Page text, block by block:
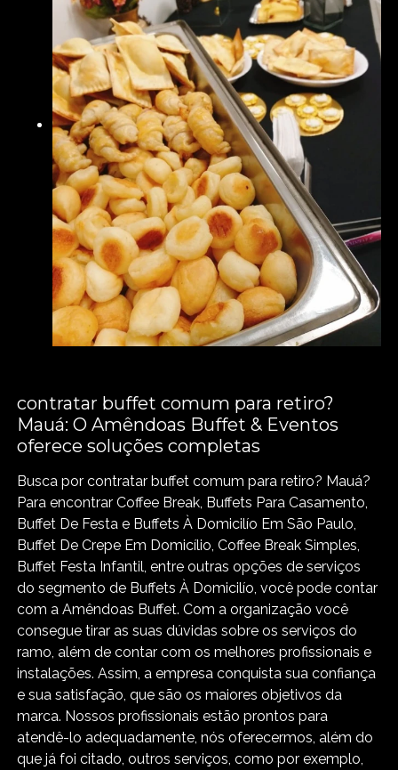
contratar buffet comum para retiro?
Mauá: O Amêndoas Buffet & Eventos
oferece soluções completas
Busca por contratar buffet comum para retiro? Mauá?
Para encontrar Coffee Break, Buffets Para Casamento,
Buffet De Festa e Buffets À Domicilío Em São Paulo,
Buffet De Crepe Em Domicílio, Coffee Break Simples,
Buffet Festa Infantil, entre outras opções de serviços
do segmento de Buffets À Domicilío, você pode contar
com a Amêndoas Buffet. Com a organização você
consegue tirar as suas dúvidas sobre os serviços do
ramo, além de contar com os melhores profissionais e
instalações. Assim, a empresa conquista sua confiança
e sua satisfação, que são os maiores objetivos da
marca. Nossos profissionais estão prontos para
atendê-lo adequadamente, nós oferecermos, além do
que já foi citado, outros serviços, como por exemplo,